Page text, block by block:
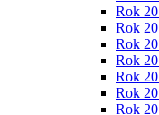
Rok
Rok
Rok
Rok
Rok
Rok
Rok